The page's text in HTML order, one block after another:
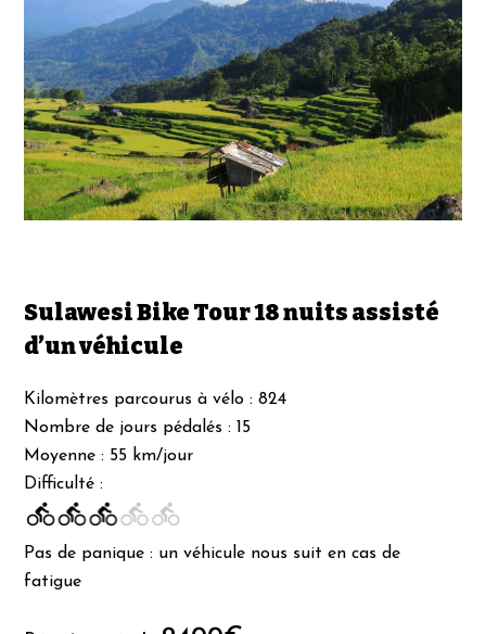
Sulawesi Bike Tour 18 nuits assisté
d’un véhicule
Kilomètres parcourus à vélo : 824
Nombre de jours pédalés : 15
Moyenne : 55 km/jour
Difficulté :
Pas de panique : un véhicule nous suit en cas de
fatigue